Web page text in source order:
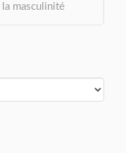
masculinité